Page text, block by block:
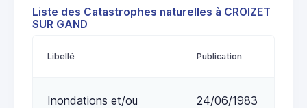
Liste des Catastrophes naturelles à CROIZET
SUR GAND
Libellé Publication
Inondations et/ou
24/06/1983